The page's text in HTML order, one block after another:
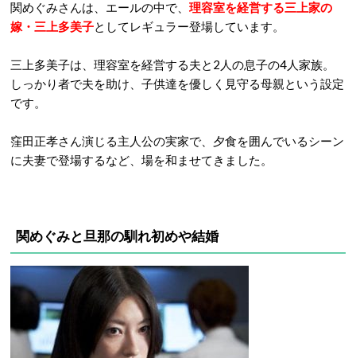
関めぐみさんは、エールの中で、 理容室を経営する三上家の
嫁・三上多美子としてレギュラー登場しています。
三上多美子は、理容室を経営する夫と2人の息子の4人家族。
しっかり者で夫を助け、子供達を優しく見守る母親という設定
です。
窪田正孝さん演じる主人公の実家で、夕食を囲んでいるシーン
に夫妻で登場するなど、場を和ませてきました。
関めぐみと旦那の馴れ初めや結婚